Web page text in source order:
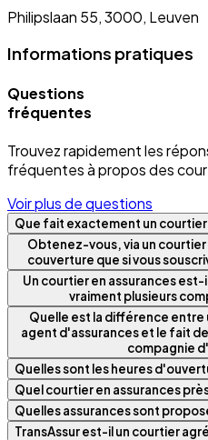
Philipslaan 55, 3000, Leuven
Informations pratiques
Questions
fréquentes
Trouvez rapidement les
fréquentes à propos des
Voir plus de questions
Que fait exactement un courtier
Obtenez-vous, via un
couverture que si vous
Un courtier en assurances
vraiment plusieurs
Quelle est la différence entre
agent d'assurances et le fait
compagnie
Quelles sont les heures
Quel courtier en assurances
Quelles assurances sont
TransAssur est-il un courtier